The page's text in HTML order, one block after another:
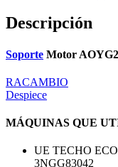
Descripción
Soporte Motor
RACAMBIO
Despiece
MÁQUINAS QUE
UE TECHO
3NGG83042